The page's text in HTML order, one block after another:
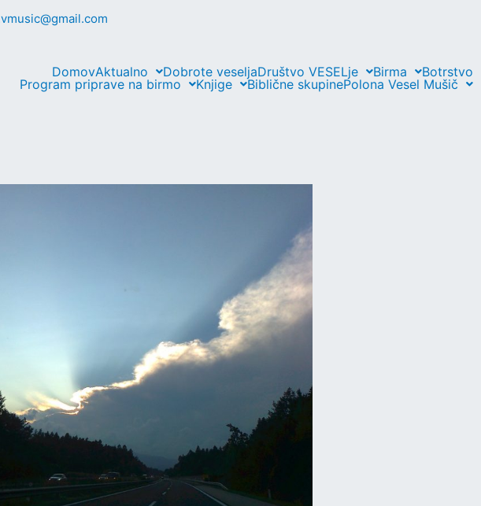
DomovAktualno Dobrote veseljaDruštvo VESELje Birma
Botrstvo
Program priprave na birmo
Knjige Biblične skupinePolona Vesel Mušič